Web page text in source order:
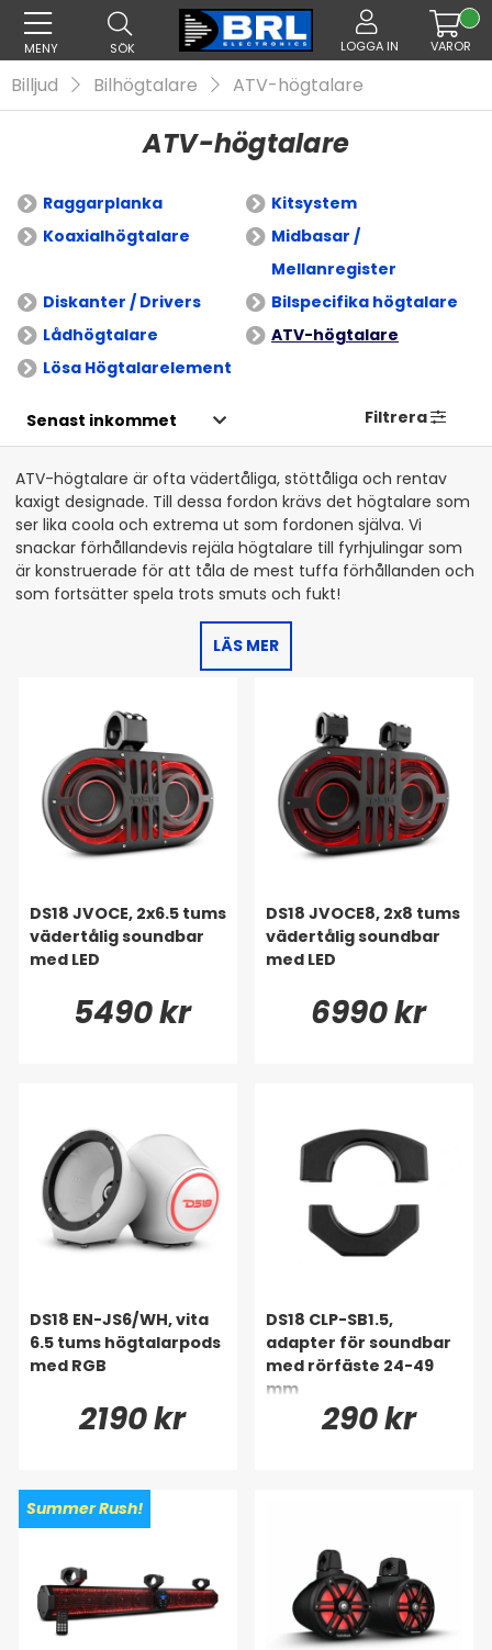
MENY SÖK LOGGA IN VAROR
Billjud Bilhögtalare ATV-högtalare
ATV-högtalare
Raggarplanka
Kitsystem
Koaxialhögtalare
Midbasar /
Mellanregister
Diskanter / Drivers
Bilspecifika högtalare
Lådhögtalare
ATV-högtalare
Lösa Högtalarelement
ATV-högtalare är ofta vädertåliga, stöttåliga och rentav
kaxigt designade. Till dessa fordon krävs det högtalare som
ser lika coola och extrema ut som fordonen själva. Vi
snackar förhållandevis rejäla högtalare till fyrhjulingar som
är konstruerade för att tåla de mest tuffa förhållanden och
som fortsätter spela trots smuts och fukt!
LÄS MER
Filtrera
DS18 JVOCE, 2x6.5 tums
vädertålig soundbar
med LED
5490 kr
DS18 JVOCE8, 2x8 tums
vädertålig soundbar
med LED
6990 kr
DS18 EN-JS6/WH, vita
6.5 tums högtalarpods
med RGB
2190 kr
DS18 CLP-SB1.5,
adapter för soundbar
med rörfäste 24-49
mm
290 kr
Summer Rush!